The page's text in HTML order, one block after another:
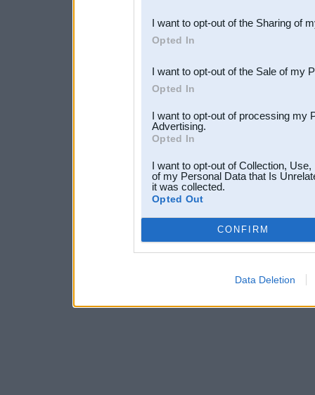
Downstream Participants
third parties.
I want to opt-out of the Sharing of
Opted In
I want to opt-out of the Sale of my
Opted In
I want to opt-out of processing my
Advertising.
Opted In
I want to opt-out of Collection,
of my Personal Data that Is
it was collected.
Opted Out
CONFIRM
Data Deletion